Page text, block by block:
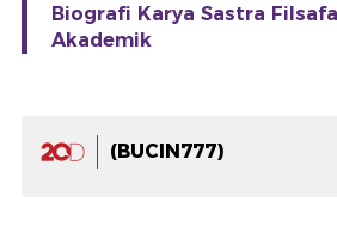
Biografi Karya Sastra
Akademik
(BUCIN777)